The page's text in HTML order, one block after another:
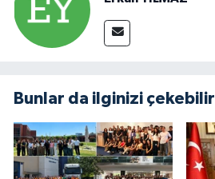
Bunlar da ilginizi çekebilir